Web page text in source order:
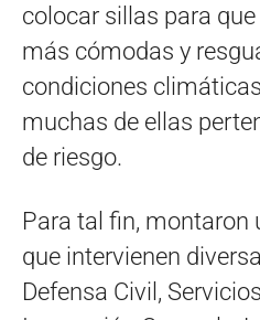
colocar sillas para
más cómodas y
condiciones
muchas de ellas
de riesgo.
Para tal fin, montaron
que intervienen
Defensa Civil,